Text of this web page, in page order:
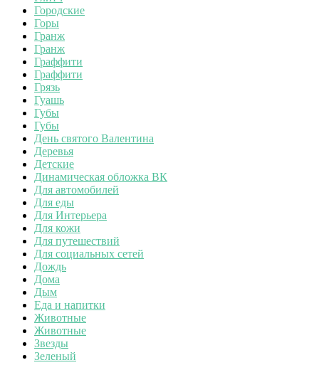
Городские
Горы
Гранж
Гранж
Граффити
Граффити
Грязь
Гуашь
Губы
Губы
День святого Валентина
Деревья
Детские
Динамическая обложка ВК
Для автомобилей
Для еды
Для Интерьера
Для кожи
Для путешествий
Для социальных сетей
Дождь
Дома
Дым
Еда и напитки
Животные
Животные
Звезды
Зеленый